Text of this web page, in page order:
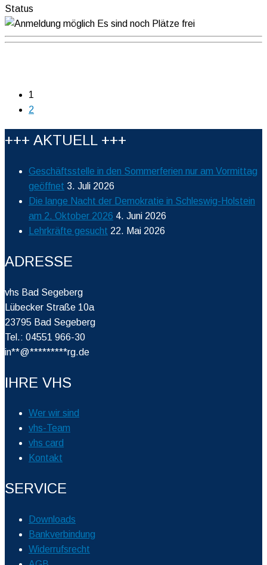
Status
Es sind noch Plätze frei
1
2
+++ AKTUELL +++
Geschäftsstelle in den Sommerferien nur am Vormittag
geöffnet 3. Juli 2026
Die lange Nacht der Demokratie in Schleswig-Holstein
am 2. Oktober 2026 4. Juni 2026
Lehrkräfte gesucht 22. Mai 2026
ADRESSE
vhs Bad Segeberg
Lübecker Straße 10a
23795 Bad Segeberg
Tel.: 04551 966-30
in**@*********rg.de
IHRE VHS
Wer wir sind
vhs-Team
vhs card
Kontakt
SERVICE
Downloads
Bankverbindung
Widerrufsrecht